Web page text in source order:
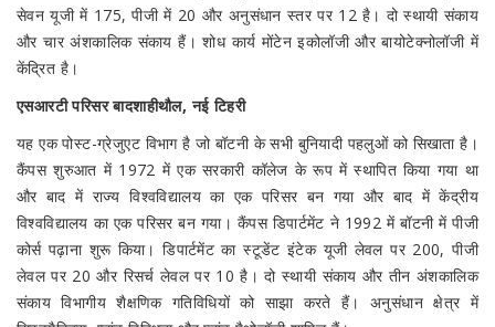
सेवन यूजी में 175, पीजी में 20 और अनुसंधान स्तर पर 12 है। दो स्थायी संकाय
और चार अंशकालिक संकाय हैं। शोध कार्य मोंटेन इकोलॉजी और बायोटेक्नोलॉजी में
केंद्रित है।
एसआरटी परिसर बादशाहीथौल, नई टिहरी
यह एक पोस्ट-ग्रेजुएट विभाग है जो बॉटनी के सभी बुनियादी पहलुओं को सिखाता है।
कैंपस शुरुआत में 1972 में एक सरकारी कॉलेज के रूप में स्थापित किया गया था
और बाद में राज्य विश्वविद्यालय का एक परिसर बन गया और बाद में केंद्रीय
विश्वविद्यालय का एक परिसर बन गया। कैंपस डिपार्टमेंट ने 1992 में बॉटनी में पीजी
कोर्स पढ़ाना शुरू किया। डिपार्टमेंट का स्टूडेंट इंटेक यूजी लेवल पर 200, पीजी
लेवल पर 20 और रिसर्च लेवल पर 10 है। दो स्थायी संकाय और तीन अंशकालिक
संकाय विभागीय शैक्षणिक गतिविधियों को साझा करते हैं। अनुसंधान क्षेत्र में